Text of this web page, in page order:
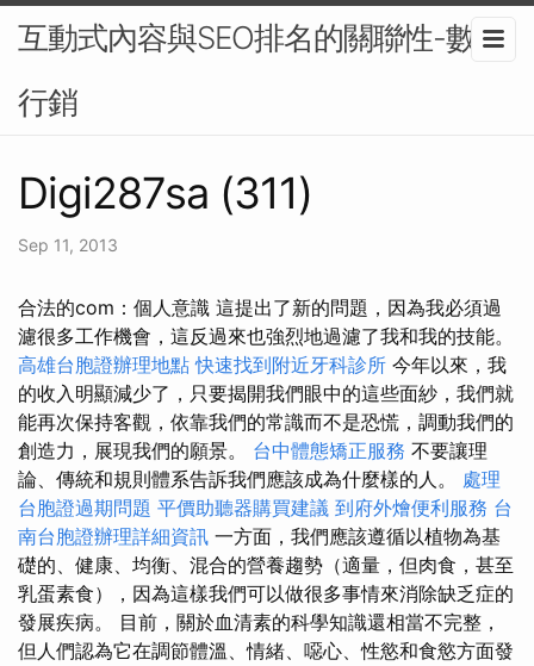
互動式內容與SEO排名的關聯性-數位
行銷
Digi287sa (311)
Sep 11, 2013
合法的com：個人意識 這提出了新的問題，因為我必須過
濾很多工作機會，這反過來也強烈地過濾了我和我的技能。
高雄台胞證辦理地點 快速找到附近牙科診所 今年以來，我
的收入明顯減少了，只要揭開我們眼中的這些面紗，我們就
能再次保持客觀，依靠我們的常識而不是恐慌，調動我們的
創造力，展現我們的願景。 台中體態矯正服務 不要讓理
論、傳統和規則體系告訴我們應該成為什麼樣的人。 處理
台胞證過期問題 平價助聽器購買建議 到府外燴便利服務 台
南台胞證辦理詳細資訊 一方面，我們應該遵循以植物為基
礎的、健康、均衡、混合的營養趨勢（適量，但肉食，甚至
乳蛋素食），因為這樣我們可以做很多事情來消除缺乏症的
發展疾病。 目前，關於血清素的科學知識還相當不完整，
但人們認為它在調節體溫、情緒、噁心、性慾和食慾方面發